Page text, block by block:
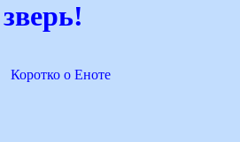
Коротко о Еноте